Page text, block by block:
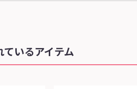
いるアイテム